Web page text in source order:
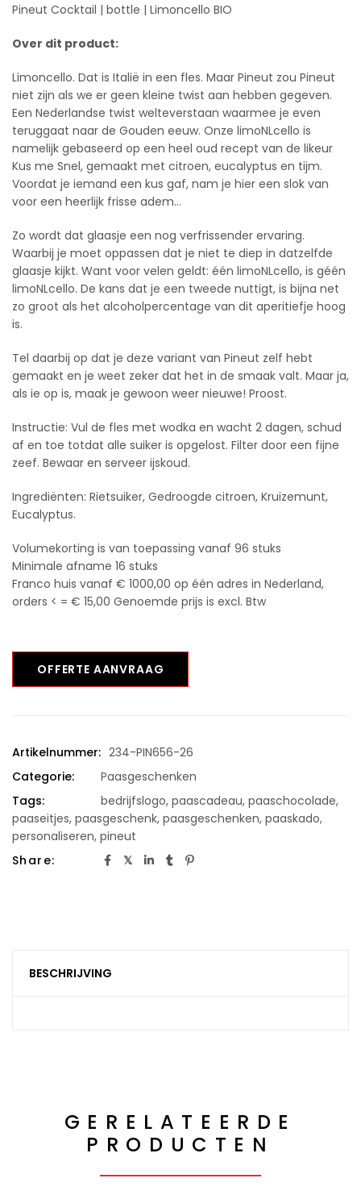
Pineut Cocktail | bottle | Limoncello BIO
Over dit product:
Limoncello. Dat is Italië in een fles. Maar Pineut zou Pineut
niet zijn als we er geen kleine twist aan hebben gegeven.
Een Nederlandse twist welteverstaan waarmee je even
teruggaat naar de Gouden eeuw. Onze limoNLcello is
namelijk gebaseerd op een heel oud recept van de likeur
Kus me Snel, gemaakt met citroen, eucalyptus en tijm.
Voordat je iemand een kus gaf, nam je hier een slok van
voor een heerlijk frisse adem…
Zo wordt dat glaasje een nog verfrissender ervaring.
Waarbij je moet oppassen dat je niet te diep in datzelfde
glaasje kijkt. Want voor velen geldt: één limoNLcello, is géén
limoNLcello. De kans dat je een tweede nuttigt, is bijna net
zo groot als het alcoholpercentage van dit aperitiefje hoog
is.
Tel daarbij op dat je deze variant van Pineut zelf hebt
gemaakt en je weet zeker dat het in de smaak valt. Maar ja,
als ie op is, maak je gewoon weer nieuwe! Proost.
Instructie: Vul de fles met wodka en wacht 2 dagen, schud
af en toe totdat alle suiker is opgelost. Filter door een fijne
zeef. Bewaar en serveer ijskoud.
Ingrediënten: Rietsuiker, Gedroogde citroen, Kruizemunt,
Eucalyptus.
Volumekorting is van toepassing vanaf 96 stuks
Minimale afname 16 stuks
Franco huis vanaf € 1000,00 op één adres in Nederland,
orders < = € 15,00 Genoemde prijs is excl. Btw
OFFERTE AANVRAAG
Artikelnummer: 234-PIN656-26
Categorie:
Paasgeschenken
Tags:
bedrijfslogo, paascadeau, paaschocolade,
paaseitjes, paasgeschenk, paasgeschenken, paaskado,
personaliseren, pineut
Share:
BESCHRIJVING
GERELATEERDE
PRODUCTEN